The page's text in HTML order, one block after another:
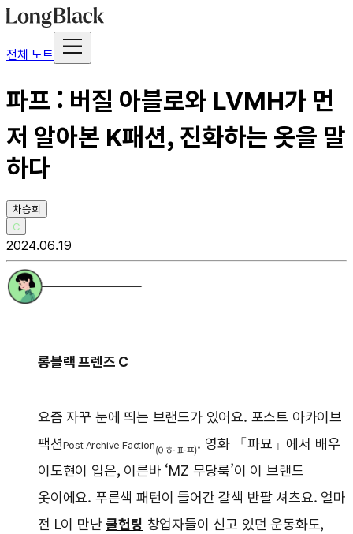
전체 노트
파프 : 버질 아블로와 LVMH가 먼
저 알아본 K패션, 진화하는 옷을 말
하다
차승희
C
2024.06.19
롱블랙 프렌즈 C
요즘 자꾸 눈에 띄는 브랜드가 있어요. 포스트 아카이브
팩션Post Archive Faction(이하 파프). 영화 「파묘」에서 배우
이도현이 입은, 이른바 ‘MZ 무당룩’이 이 브랜드
옷이에요. 푸른색 패턴이 들어간 갈색 반팔 셔츠요. 얼마
전 L이 만난쿨헌팅 창업자들이 신고 있던 운동화도,